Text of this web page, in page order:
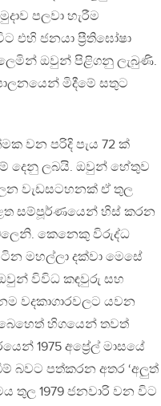
පලවා හැරීම
එහි ජනයා ප්‍රීතිඝෝෂා
ඔවුන් පිළිගනු ලැබුණි.
මිදීමේ සතුට
වන පරිදි පැය 72 ක්
දෙනු ලබයි. ඔවුන් හේතුව
වැඩසටහනක් ඒ තුල
සම්පූර්ණයෙන් හිස් කරන
කෙනෙකු විරුද්ධ
මහල්ලා දක්වා මෙසේ
විවිධ කඳවුරු සහ
වදකාගාරවලට යවන
බෙහෙත් හිගයෙන් තවත්
1975 අප්‍රේල් මාසයේ
බවට පත්කරන අතර ‘අලුත්
තුල 1979 ජනවාරි වන විට